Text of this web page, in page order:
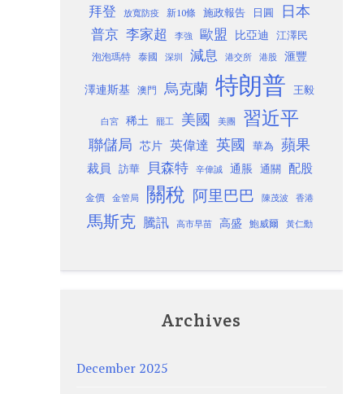
拜登 放寬防疫 新10條 施政報告 日圓 日本
普京 李家超 李強 歐盟 比亞迪 江澤民
泡泡瑪特 泰國 深圳 減息 港交所 港股 滙豐
澤連斯基 澳門 烏克蘭 特朗普 王毅
白宮 稀土 罷工 美國 美團 習近平
聯儲局 芯片 英偉達 英國 華為 蘋果
裁員 訪華 貝森特 辛偉誠 通脹 通關 配股
金價 金管局 關稅 阿里巴巴 陳茂波 香港
馬斯克 騰訊 高市早苗 高盛 鮑威爾 黃仁勳
Archives
December 2025